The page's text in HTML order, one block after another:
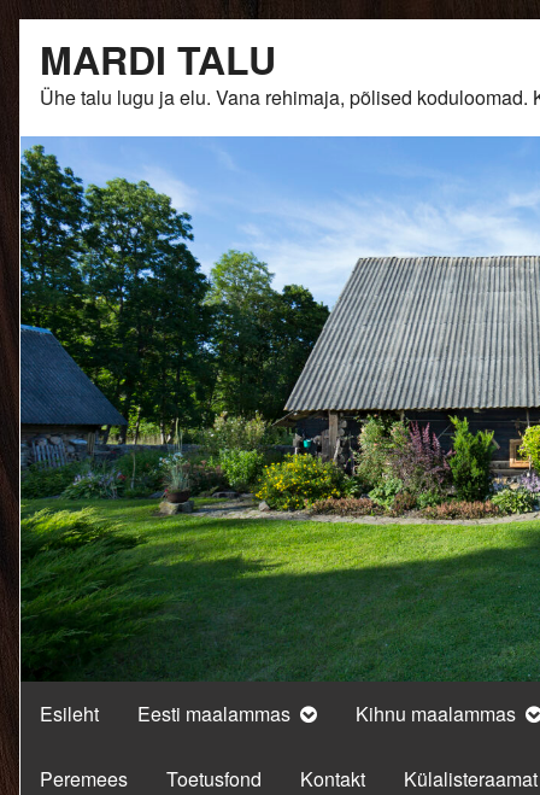
content
MARDI TALU
Ühe talu lugu ja elu. Vana rehimaja, põlised
Esileht Eesti maalammas Kihnu maalammas
Peremees Toetusfond Kontakt Külalisteraamat